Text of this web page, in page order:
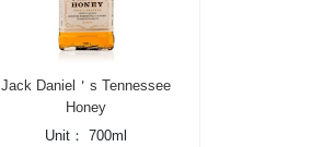
Jack Daniel＇s Tennessee
Honey
Unit： 700ml